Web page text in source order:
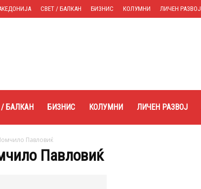
СВЕТ / БАЛКАН БИЗНИС КОЛУМНИ ЛИЧЕН РАЗВОЈ
/ БАЛКАН БИЗНИС КОЛУМНИ ЛИЧЕН РАЗВОЈ
Павловиќ
Павловиќ